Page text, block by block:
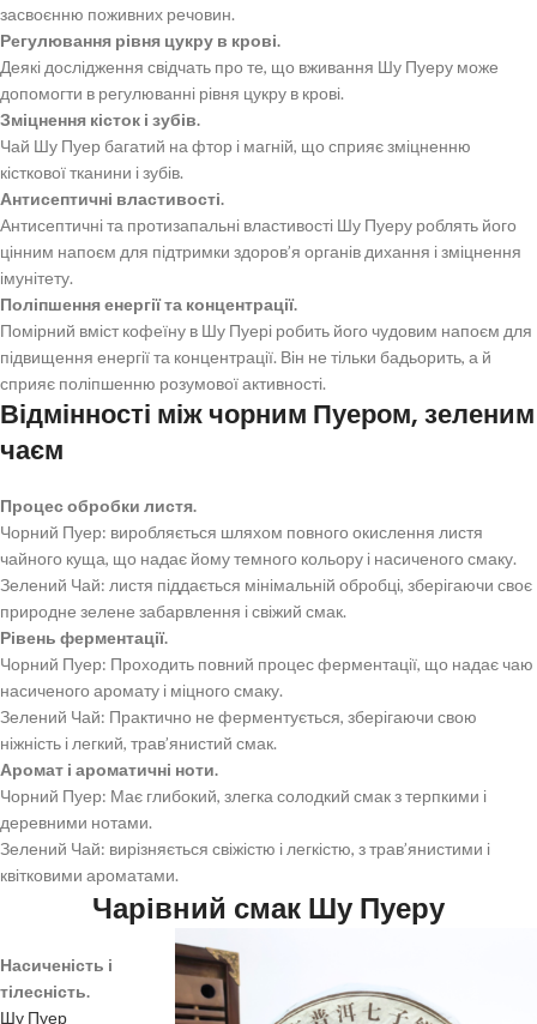
засвоєнню поживних речовин.
Регулювання рівня цукру в крові.
Деякі дослідження свідчать про те, що вживання Шу Пуеру може
допомогти в регулюванні рівня цукру в крові.
Зміцнення кісток і зубів.
Чай Шу Пуер багатий на фтор і магній, що сприяє зміцненню
кісткової тканини і зубів.
Антисептичні властивості.
Антисептичні та протизапальні властивості Шу Пуеру роблять його
цінним напоєм для підтримки здоров’я органів дихання і зміцнення
імунітету.
Поліпшення енергії та концентрації.
Помірний вміст кофеїну в Шу Пуері робить його чудовим напоєм для
підвищення енергії та концентрації. Він не тільки бадьорить, а й
сприяє поліпшенню розумової активності.
Відмінності між чорним Пуером, зеленим
чаєм
Процес обробки листя.
Чорний Пуер: виробляється шляхом повного окислення листя
чайного куща, що надає йому темного кольору і насиченого смаку.
Зелений Чай: листя піддається мінімальній обробці, зберігаючи своє
природне зелене забарвлення і свіжий смак.
Рівень ферментації.
Чорний Пуер: Проходить повний процес ферментації, що надає чаю
насиченого аромату і міцного смаку.
Зелений Чай: Практично не ферментується, зберігаючи свою
ніжність і легкий, трав’янистий смак.
Аромат і ароматичні ноти.
Чорний Пуер: Має глибокий, злегка солодкий смак з терпкими і
деревними нотами.
Зелений Чай: вирізняється свіжістю і легкістю, з трав’янистими і
квітковими ароматами.
Чарівний смак Шу Пуеру
Насиченість і
тілесність.
Шу Пуер